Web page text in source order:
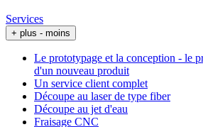
Services
+ plus - moins
Le prototypage et la conception - le
d'un nouveau produit
Un service client complet
Découpe au laser de type fiber
Découpe au jet d'eau
Fraisage CNC